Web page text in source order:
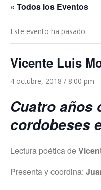
« Todos los Eventos
Este evento ha pasado.
Vicente Luis
4 octubre, 2018 / 8:00 pm
Cuatro años
cordobeses
Lectura poética de
Presenta y coordina: